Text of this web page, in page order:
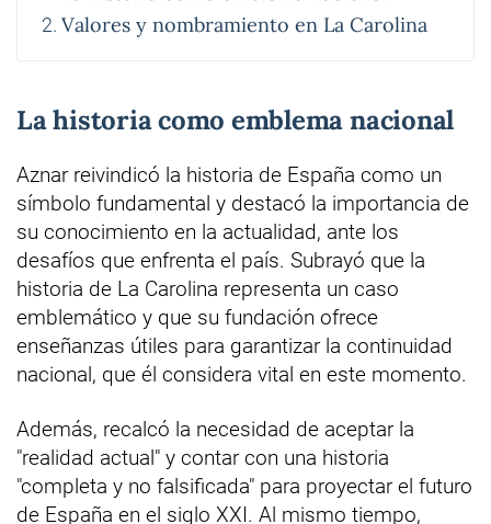
Valores y nombramiento en La Carolina
La historia como emblema nacional
Aznar reivindicó la historia de España como un
símbolo fundamental y destacó la importancia de
su conocimiento en la actualidad, ante los
desafíos que enfrenta el país. Subrayó que la
historia de La Carolina representa un caso
emblemático y que su fundación ofrece
enseñanzas útiles para garantizar la continuidad
nacional, que él considera vital en este momento.
Además, recalcó la necesidad de aceptar la
"realidad actual" y contar con una historia
"completa y no falsificada" para proyectar el futuro
de España en el siglo XXI. Al mismo tiempo,